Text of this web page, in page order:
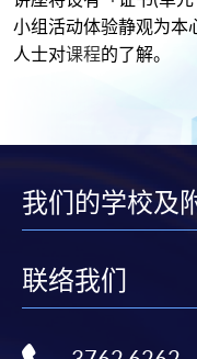
小组活动体验静观为本
人士对课程的了解。
我们的学校及
联络我们